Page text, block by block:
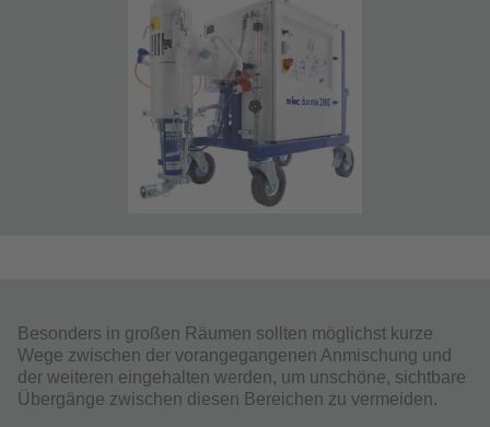
Besonders in großen Räumen sollten möglichst kurze
Wege zwischen der vorangegangenen Anmischung und
der weiteren eingehalten werden, um unschöne, sichtbare
Übergänge zwischen diesen Bereichen zu vermeiden.